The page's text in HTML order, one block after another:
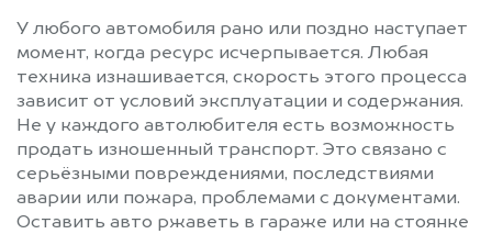
У любого автомобиля рано или поздно наступает
момент, когда ресурс исчерпывается. Любая
техника изнашивается, скорость этого процесса
зависит от условий эксплуатации и содержания.
Не у каждого автолюбителя есть возможность
продать изношенный транспорт. Это связано с
серьёзными повреждениями, последствиями
аварии или пожара, проблемами с документами.
Оставить авто ржаветь в гараже или на стоянке